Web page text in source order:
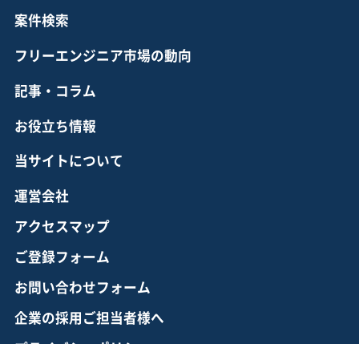
案件検索
フリーエンジニア市場の動向
記事・コラム
お役立ち情報
当サイトについて
運営会社
アクセスマップ
ご登録フォーム
お問い合わせフォーム
企業の採用ご担当者様へ